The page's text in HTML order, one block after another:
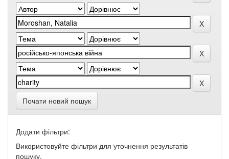
Почати новий пошук
Додати фільтри:
Використовуйте фільтри для уточнення результатів
пошуку.